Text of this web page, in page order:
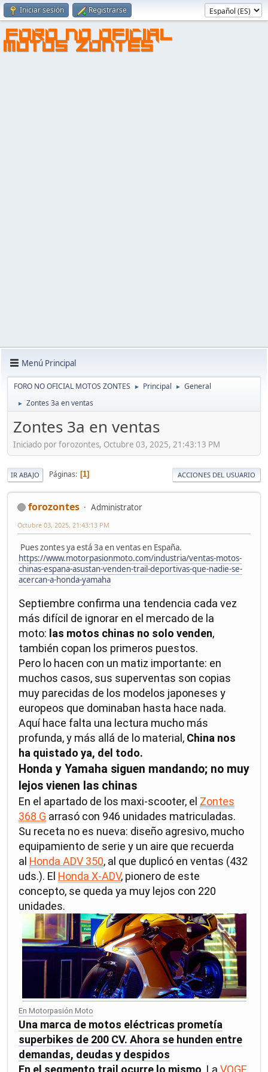
Iniciar sesión Registrarse
FORO NO OFICIAL
MOTOS ZONTES
Menú Principal
FORO NO OFICIAL MOTOS ZONTES ► Principal ► General
► Zontes 3a en ventas
Zontes 3a en ventas
Iniciado por forozontes, Octubre 03, 2025, 21:43:13 PM
IR ABAJO Páginas 1 ACCIONES DEL USUARIO
forozontes Administrator
Octubre 03, 2025, 21:43:13 PM
Pues zontes ya está 3a en ventas en España.
https://www.motorpasionmoto.com/industria/ventas-motos-
chinas-espana-asustan-venden-trail-deportivas-que-nadie-se-
acercan-a-honda-yamaha
Septiembre confirma una tendencia cada vez
más difícil de ignorar en el mercado de la
moto: las motos chinas no solo venden,
también copan los primeros puestos.
Pero lo hacen con un matiz importante: en
muchos casos, sus superventas son copias
muy parecidas de los modelos japoneses y
europeos que dominaban hasta hace nada.
Aquí hace falta una lectura mucho más
profunda, y más allá de lo material, China nos
ha quistado ya, del todo.
Honda y Yamaha siguen mandando; no muy
lejos vienen las chinas
En el apartado de los maxi-scooter, el Zontes
368 G arrasó con 946 unidades matriculadas.
Su receta no es nueva: diseño agresivo, mucho
equipamiento de serie y un aire que recuerda
al Honda ADV 350, al que duplicó en ventas (432
uds.). El Honda X-ADV, pionero de este
concepto, se queda ya muy lejos con 220
unidades.
En Motorpasión Moto
Una marca de motos eléctricas prometía
superbikes de 200 CV. Ahora se hunden entre
demandas, deudas y despidos
En el segmento trail ocurre lo mismo . La VOGE